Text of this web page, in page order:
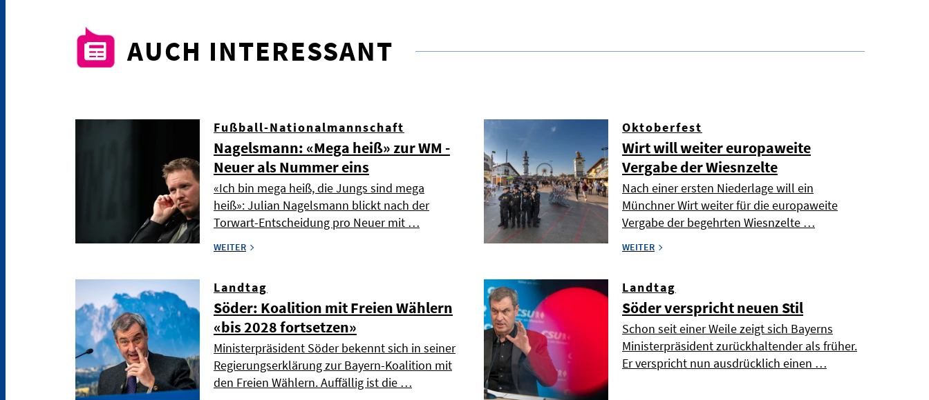
AUCH INTERESSANT
Fußball-Nationalmannschaft
Nagelsmann: «Mega heiß» zur WM -
Neuer als Nummer eins
«Ich bin mega heiß, die Jungs sind mega
heiß»: Julian Nagelsmann blickt nach der
Torwart-Entscheidung pro Neuer mit …
WEITER
Oktoberfest
Wirt will weiter europaweite
Vergabe der Wiesnzelte
Nach einer ersten Niederlage will ein
Münchner Wirt weiter für die europaweite
Vergabe der begehrten Wiesnzelte …
WEITER
Landtag
Söder: Koalition mit Freien Wählern
«bis 2028 fortsetzen»
Ministerpräsident Söder bekennt sich in seiner
Regierungserklärung zur Bayern-Koalition mit
den Freien Wählern. Auffällig ist die …
Landtag
Söder verspricht neuen Stil
Schon seit einer Weile zeigt sich Bayerns
Ministerpräsident zurückhaltender als früher.
Er verspricht nun ausdrücklich einen …